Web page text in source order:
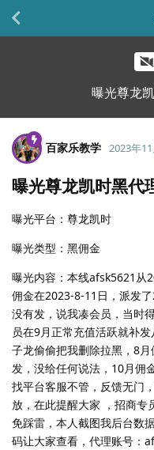
曝光尊龙
百家乐教学 2023年
曝光尊龙凯时黑代
曝光平台：尊龙凯时
曝光类型：黑佣金
曝光内容：本线afsk5621从
佣金在2023-8-11日，派发
没有发，说我凑会员，当时
员在9月正常充值活跃就补
子龙偷偷把我删除拉黑，8
发，没给任何说法，10月佣
找平台客服不管，反馈无门
放，在此提醒大家 ，招商专
免踩雷，本人截图我后台数
码让大家查看，代理账号：